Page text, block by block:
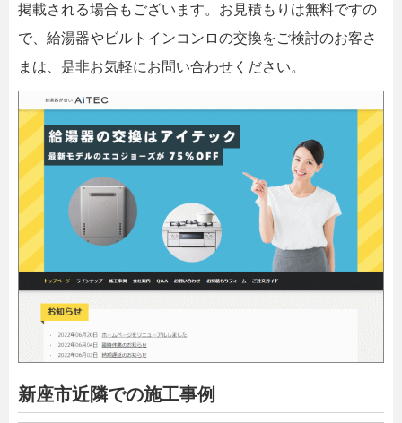
掲載される場合もございます。お見積もりは無料ですの
で、給湯器やビルトインコンロの交換をご検討のお客さ
まは、是非お気軽にお問い合わせください。
新座市近隣での施工事例